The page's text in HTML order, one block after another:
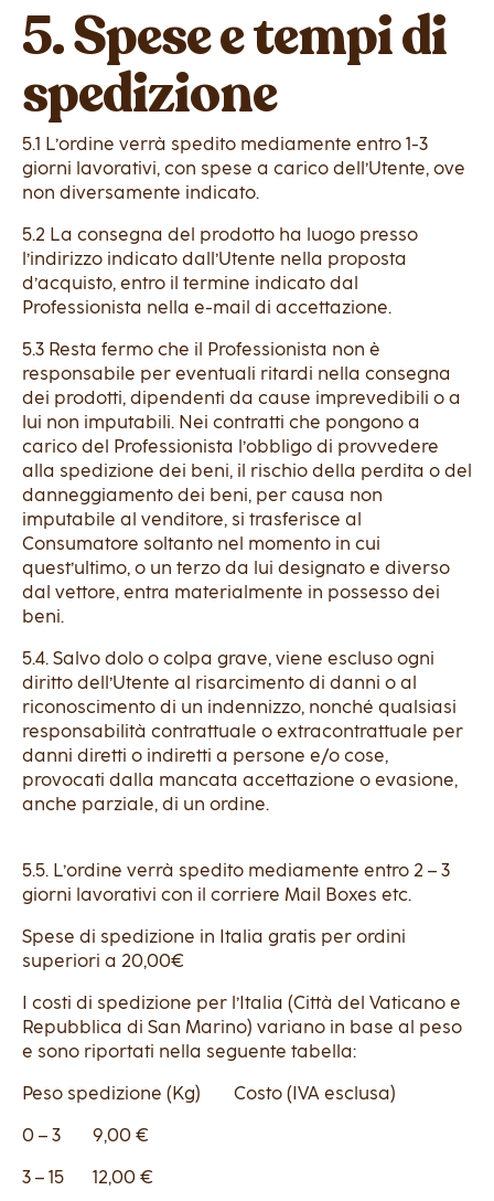
5. Spese e tempi di
spedizione
5.1 L’ordine verrà spedito mediamente entro 1-3
giorni lavorativi, con spese a carico dell’Utente, ove
non diversamente indicato.
5.2 La consegna del prodotto ha luogo presso
l’indirizzo indicato dall’Utente nella proposta
d’acquisto, entro il termine indicato dal
Professionista nella e-mail di accettazione.
5.3 Resta fermo che il Professionista non è
responsabile per eventuali ritardi nella consegna
dei prodotti, dipendenti da cause imprevedibili o a
lui non imputabili. Nei contratti che pongono a
carico del Professionista l’obbligo di provvedere
alla spedizione dei beni, il rischio della perdita o del
danneggiamento dei beni, per causa non
imputabile al venditore, si trasferisce al
Consumatore soltanto nel momento in cui
quest’ultimo, o un terzo da lui designato e diverso
dal vettore, entra materialmente in possesso dei
beni.
5.4. Salvo dolo o colpa grave, viene escluso ogni
diritto dell’Utente al risarcimento di danni o al
riconoscimento di un indennizzo, nonché qualsiasi
responsabilità contrattuale o extracontrattuale per
danni diretti o indiretti a persone e/o cose,
provocati dalla mancata accettazione o evasione,
anche parziale, di un ordine.
5.5. L’ordine verrà spedito mediamente entro 2 – 3
giorni lavorativi con il corriere Mail Boxes etc.
Spese di spedizione in Italia gratis per ordini
superiori a 20,00€
I costi di spedizione per l’Italia (Città del Vaticano e
Repubblica di San Marino) variano in base al peso
e sono riportati nella seguente tabella:
Peso spedizione (Kg)
Costo (IVA esclusa)
0 – 3
9,00 €
3 – 15
12,00 €